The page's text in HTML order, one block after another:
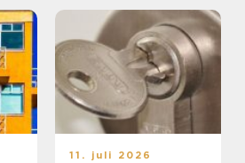
11. juli 2026